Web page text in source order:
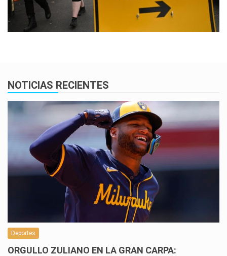
NOTICIAS RECIENTES
Deportes
ORGULLO ZULIANO EN LA GRAN CARPA: